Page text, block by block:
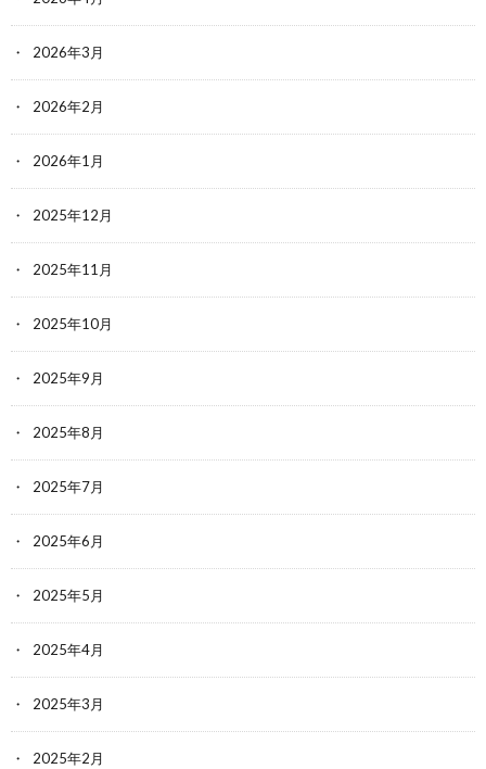
2026年3月
2026年2月
2026年1月
2025年12月
2025年11月
2025年10月
2025年9月
2025年8月
2025年7月
2025年6月
2025年5月
2025年4月
2025年3月
2025年2月